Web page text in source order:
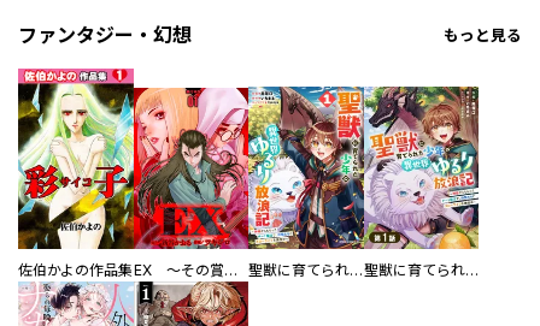
ファンタジー・幻想 もっと見る
佐伯かよの作品集 EX ～その賞金稼ぎは、世界の出口を探す～【単行本版】 聖獣に育てられた少年の異世界ゆるり放浪記～神様からもらったチート魔法で、仲間たちとスローライフを満喫中～ 聖獣に育てられた少年の異世界ゆるり放浪記～神様からもらったチート魔法で、仲間たちとスローライフを満喫中～【分冊版】